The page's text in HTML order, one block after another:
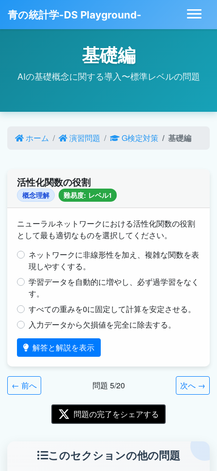
青の統計学-DS Playground-
基礎編
AIの基礎概念に関する導入〜標準レベルの問題
ホーム 演習問題 G検定対策 基礎編
活性化関数の役割
概念理解 難易度: レベル1
ニューラルネットワークにおける活性化関数の役割
として最も適切なものを選択してください。
ネットワークに非線形性を加え、複雑な関数を表
現しやすくする。
学習データを自動的に増やし、必ず過学習をなく
す。
すべての重みを0に固定して計算を安定させる。
入力データから欠損値を完全に除去する。
解答と解説を表示
← 前へ 問題 5/20 次へ →
問題の完了をシェアする
このセクションの他の問題